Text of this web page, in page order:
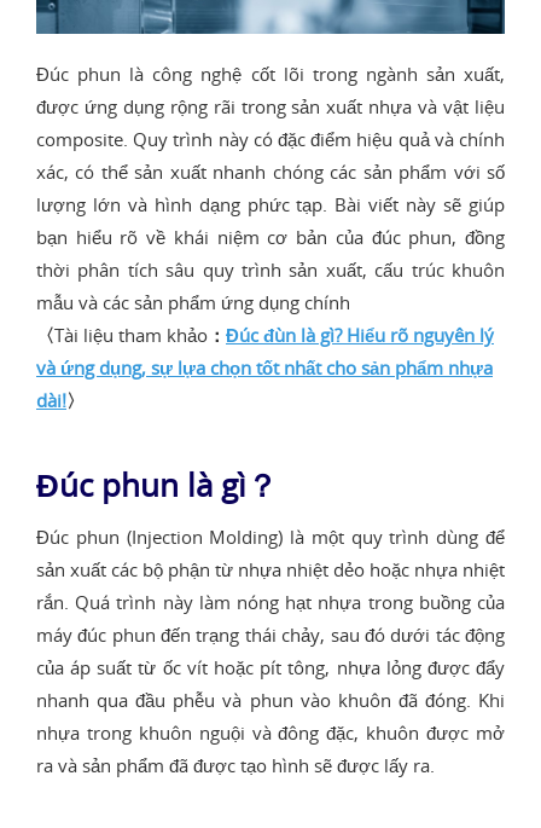
Đúc phun là công nghệ cốt lõi trong ngành sản xuất,
được ứng dụng rộng rãi trong sản xuất nhựa và vật liệu
composite. Quy trình này có đặc điểm hiệu quả và chính
xác, có thể sản xuất nhanh chóng các sản phẩm với số
lượng lớn và hình dạng phức tạp. Bài viết này sẽ giúp
bạn hiểu rõ về khái niệm cơ bản của đúc phun, đồng
thời phân tích sâu quy trình sản xuất, cấu trúc khuôn
mẫu và các sản phẩm ứng dụng chính
〈Tài liệu tham khảo ： Đúc đùn là gì? Hiểu rõ nguyên lý
và ứng dụng, sự lựa chọn tốt nhất cho sản phẩm nhựa
dài!〉
Đúc phun là gì？
Đúc phun (Injection Molding) là một quy trình dùng để
sản xuất các bộ phận từ nhựa nhiệt dẻo hoặc nhựa nhiệt
rắn. Quá trình này làm nóng hạt nhựa trong buồng của
máy đúc phun đến trạng thái chảy, sau đó dưới tác động
của áp suất từ ốc vít hoặc pít tông, nhựa lỏng được đẩy
nhanh qua đầu phễu và phun vào khuôn đã đóng. Khi
nhựa trong khuôn nguội và đông đặc, khuôn được mở
ra và sản phẩm đã được tạo hình sẽ được lấy ra.